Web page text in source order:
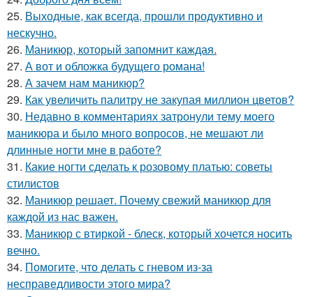
25. Выходные, как всегда, прошли продуктивно и
нескучно.
26. Маникюр, который запомнит каждая.
27. А вот и обложка будущего романа!
28. А зачем нам маникюр?
29. Как увеличить палитру не закупая миллион цветов?
30. Недавно в комментариях затронули тему моего
маникюра и было много вопросов, не мешают ли
длинные ногти мне в работе?
31. Какие ногти сделать к розовому платью: советы
стилистов
32. Маникюр решает. Почему свежий маникюр для
каждой из нас важен.
33. Маникюр с втиркой - блеск, который хочется носить
вечно.
34. Помогите, что делать с гневом из-за
несправедливости этого мира?